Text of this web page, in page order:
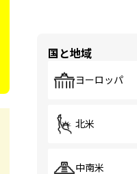
国と地域
ヨーロッパ
北米
中南米